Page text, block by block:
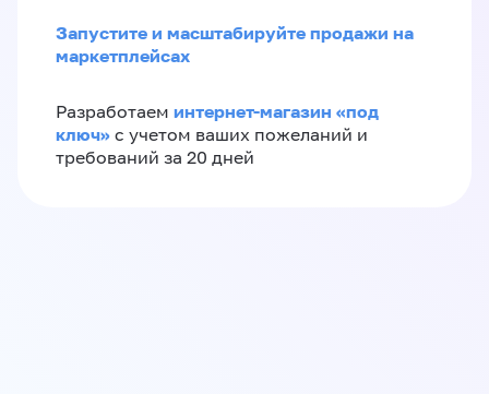
Запустите и масштабируйте продажи на
маркетплейсах
Разработаем интернет-магазин «‎под
ключ»‎ с учетом ваших пожеланий и
требований за 20 дней